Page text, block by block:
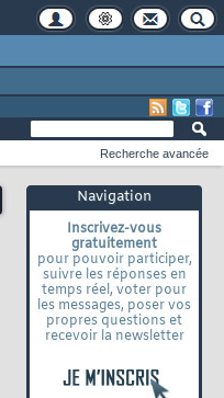
Navigation
Inscrivez-vous
gratuitement
pour pouvoir participer,
suivre les réponses en
temps réel, voter pour
les messages, poser vos
propres questions et
recevoir la newsletter
Recherche avancée